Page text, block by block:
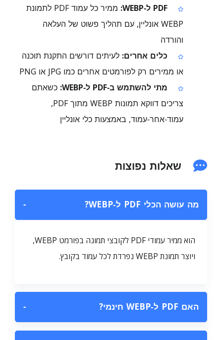
PDF ל‑WEBP:
ממיר כל עמוד PDF לתמונת
WEBP אונליין, עם תהליך פשוט של העלאה
והורדה
כלים אחרים:לעיתים דורשים התקנת תוכנה
או ממירים רק לפורמטים אחרים כמו JPG או PNG
מתי להשתמש ב‑PDF ל‑WEBP:
כשאתם
צריכים דווקא תמונות WEBP מתוך PDF,
עמוד‑אחר‑עמוד, באמצעות כלי אונליין
שאלות נפוצות
מה עושה הכלי PDF ל‑WEBP? −
הוא ממיר עמודי PDF לקובצי תמונה בפורמט WEBP,
ויוצר תמונת WEBP נפרדת לכל עמוד בקובץ.
האם PDF ל‑WEBP חינמי? −